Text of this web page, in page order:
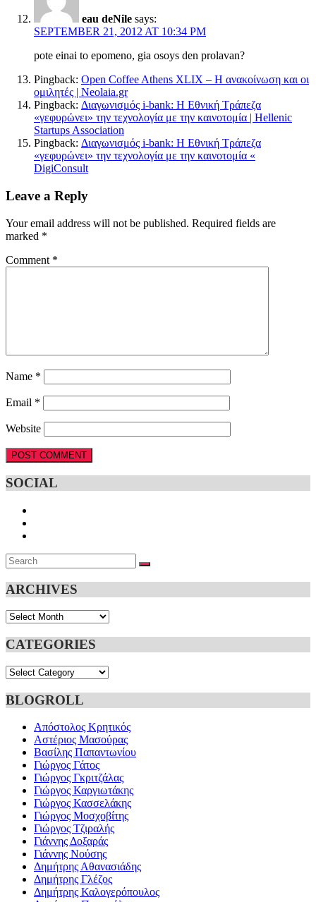
eau deNile says:
SEPTEMBER 21, 2012 AT 10:34 PM
pote einai to epomeno, gia osoys den prolavan?
Pingback: Open Coffee Athens XLIX – Η ανακοίνωση και οι
ομιλητές | Neolaia.gr
Pingback: Διαγωνισμός i-bank: Η Εθνική Τράπεζα
«γεφυρώνει» την τεχνολογία με την καινοτομία | Hellenic
Startups Association
Pingback: Διαγωνισμός i-bank: Η Εθνική Τράπεζα
«γεφυρώνει» την τεχνολογία με την καινοτομία «
DigiConsult
Leave a Reply
Your email address will not be published. Required fields are
marked *
Comment *
Name *
Email *
Website
SOCIAL
Search
for:
SEARCH
ARCHIVES
Archives
CATEGORIES
Categories
BLOGROLL
Απόστολος Κρητικός
Αστέριος Μασούρας
Βασίλης Παπαντωνίου
Γιώργος Γάτος
Γιώργος Γκριτζάλας
Γιώργος Καργιωτάκης
Γιώργος Κασσελάκης
Γιώργος Μοσχοβίτης
Γιώργος Τζιραλής
Γιάννης Δοξαράς
Γιάννης Νούσης
Δημήτρης Αθανασιάδης
Δημήτρης Γλέζος
Δημήτρης Καλογερόπουλος